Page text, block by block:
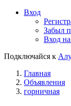
Вход
Забыл
Вход
Подключайся к
Главная
Объявления
горничная